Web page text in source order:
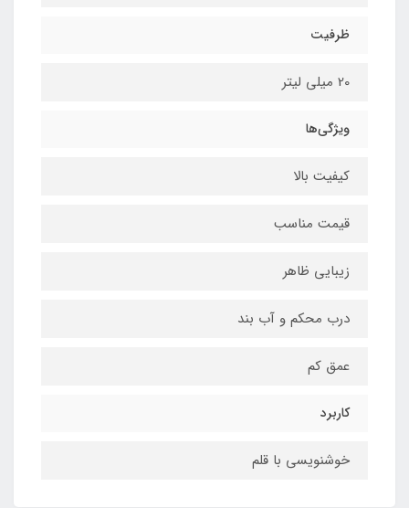
ظرفیت
20 میلی لیتر
ویژگی‌ها
کیفیت بالا
قیمت مناسب
زیبایی ظاهر
درب محکم و آب بند
عمق کم
کاربرد
خوشنویسی با قلم